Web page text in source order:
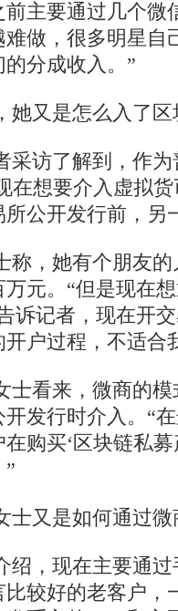
前主要通过几个
难做，很多明星自
分成收入。”
又是怎么入了区
访了解到，作为
在想要介入虚拟
公开发行前，另
，她有个朋友的
元。“但是现在
诉记者，现在开
户过程，不适合
看来，微商的模
发行时介入。“
购买‘区块链私
”
又是如何通过微
，现在主要通过
比较好的老客户